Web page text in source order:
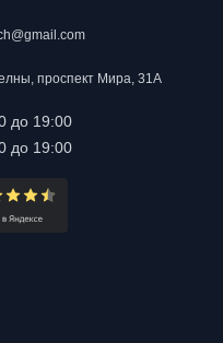
проспект Мира, 31А
до 19:00
до 19:00